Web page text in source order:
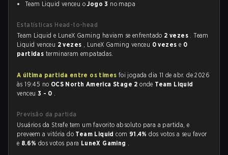
Team Liquid venceu oJogo 3 no mapa
Estatísticas Head-to-head
Team Liquid e LuneX Gaming haviam se enfrentado 2 vezes . Team
Liquid venceu 2 vezes , LuneX Gaming venceu 0 vezes e 0
partidas terminaram empatadas.
A última partida entre os times foi jogada dia 11 de abr. de 2026
às 19:45 no OCS North America Stage 2onde Team Liquid
venceu 3 - 0 .
Previsão da partida
Usuários da Strafe tem um favorito absoluto para a partida, e
preveem a vitória do Team Liquidcom 91.4%dos votos a seu favor
e 8.6% dos votos para LuneX Gaming .